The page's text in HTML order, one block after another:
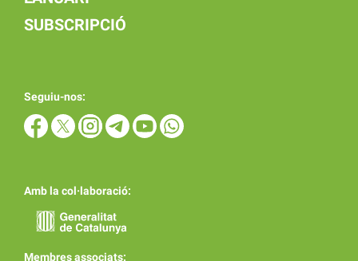
SUBSCRIPCIÓ
Seguiu-nos:
Amb la col·laboració:
Membres associats: